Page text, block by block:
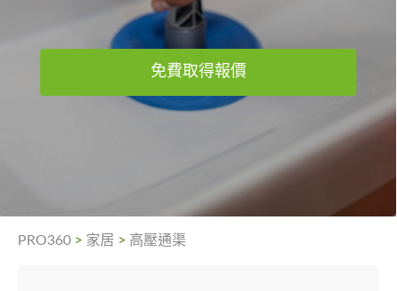
免費取得報價
PRO360 > 家居 > 高壓通渠